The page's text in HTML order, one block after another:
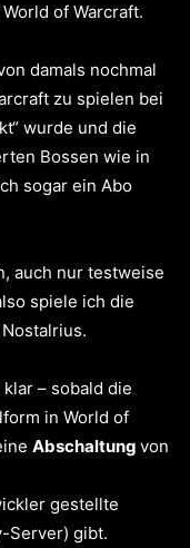
of Warcraft.
damals nochmal
zu spielen bei
wurde und die
Bossen wie in
sogar ein Abo
auch nur testweise
spiele ich die
– sobald die
in World of
Abschaltung von
gestellte
Server) gibt.